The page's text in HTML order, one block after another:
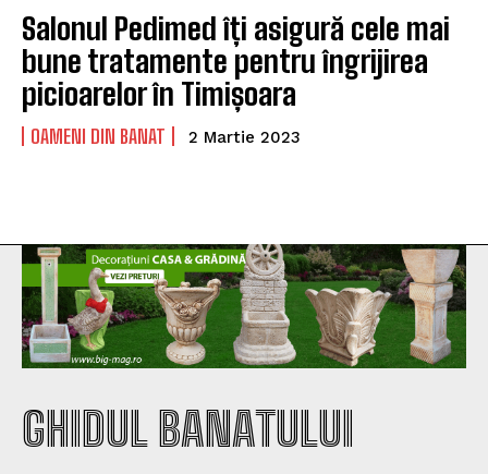
Salonul Pedimed îți asigură cele mai
bune tratamente pentru îngrijirea
picioarelor în Timișoara
OAMENI DIN BANAT 2 Martie 2023
GHIDUL BANATULUI